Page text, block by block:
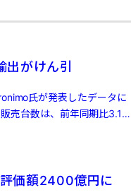
がけん引
氏が発表したデータに
売台数は、前年同期比3.1%
価額2400億円に